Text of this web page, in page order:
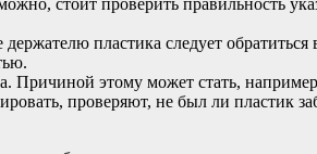
пластика следует обратиться
Причиной этому может стать,
проверяют, не был ли пластик